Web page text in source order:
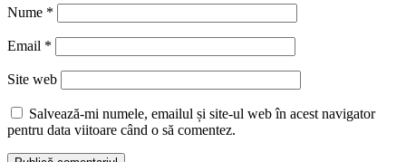
Nume *
Email *
Site web
Salvează-mi numele, emailul și site-ul web în acest navigator
pentru data viitoare când o să comentez.